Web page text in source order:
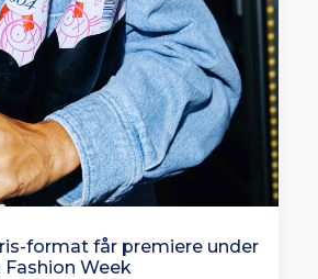
format får premiere under
Week